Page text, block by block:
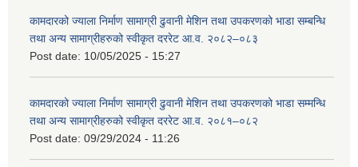
कामदारको ज्याला निर्माण सामाग्री ढुवानी मेशिन तथा उपकरणको भाडा सम्बन्धि
तथा अन्य सामाग्रीहरुको स्वीकृत दररेट आ.व. २०८२–०८३
Post date: 10/05/2025 - 15:27
कामदारको ज्याला निर्माण सामाग्री ढुवानी मेशिन तथा उपकरणको भाडा सम्मन्धि
तथा अन्य सामाग्रीहरुको स्वीकृत दररेट आ.व. २०८१–०८२
Post date: 09/29/2024 - 11:26